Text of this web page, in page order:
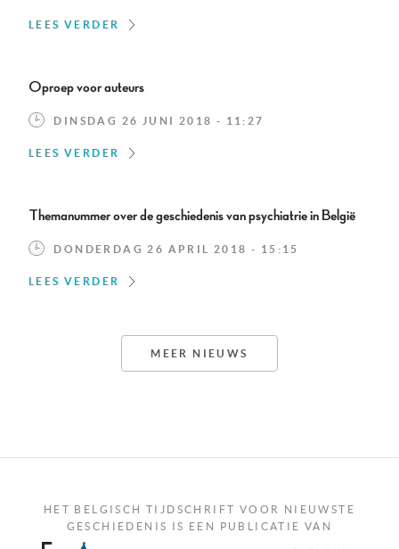
LEES VERDER
Oproep voor auteurs
DINSDAG 26 JUNI 2018 - 11:27
LEES VERDER
Themanummer over de geschiedenis van psychiatrie in België
DONDERDAG 26 APRIL 2018 - 15:15
LEES VERDER
MEER NIEUWS
HET BELGISCH TIJDSCHRIFT VOOR NIEUWSTE
GESCHIEDENIS IS EEN PUBLICATIE VAN